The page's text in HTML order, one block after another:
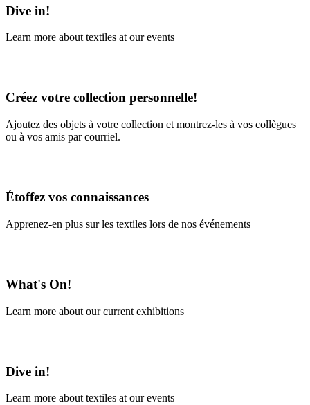
Dive in!
Learn more about textiles at our events
Créez votre collection personnelle!
Ajoutez des objets à votre collection et montrez-les à vos collègues
ou à vos amis par courriel.
Étoffez vos connaissances
Apprenez-en plus sur les textiles lors de nos événements
What's On!
Learn more about our current exhibitions
Dive in!
Learn more about textiles at our events